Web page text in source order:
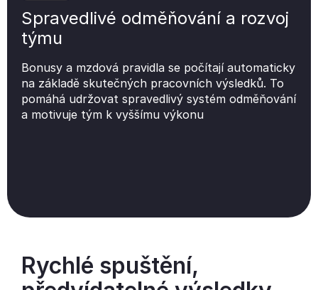
Spravedlivé odměňování a rozvoj
týmu
Bonusy a mzdová pravidla se počítají automaticky
na základě skutečných pracovních výsledků. To
pomáhá udržovat spravedlivý systém odměňování
a motivuje tým k vyššímu výkonu
Rychlé spuštění,